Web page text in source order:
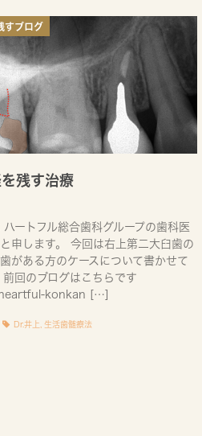
すブログ
残す治療
ハートフル総合歯科グループの歯科医
申します。 今回は右上第二大臼歯の
がある方のケースについて書かせて
前回のブログはこちらです
konkan […]
Dr.井上 生活歯髄療法